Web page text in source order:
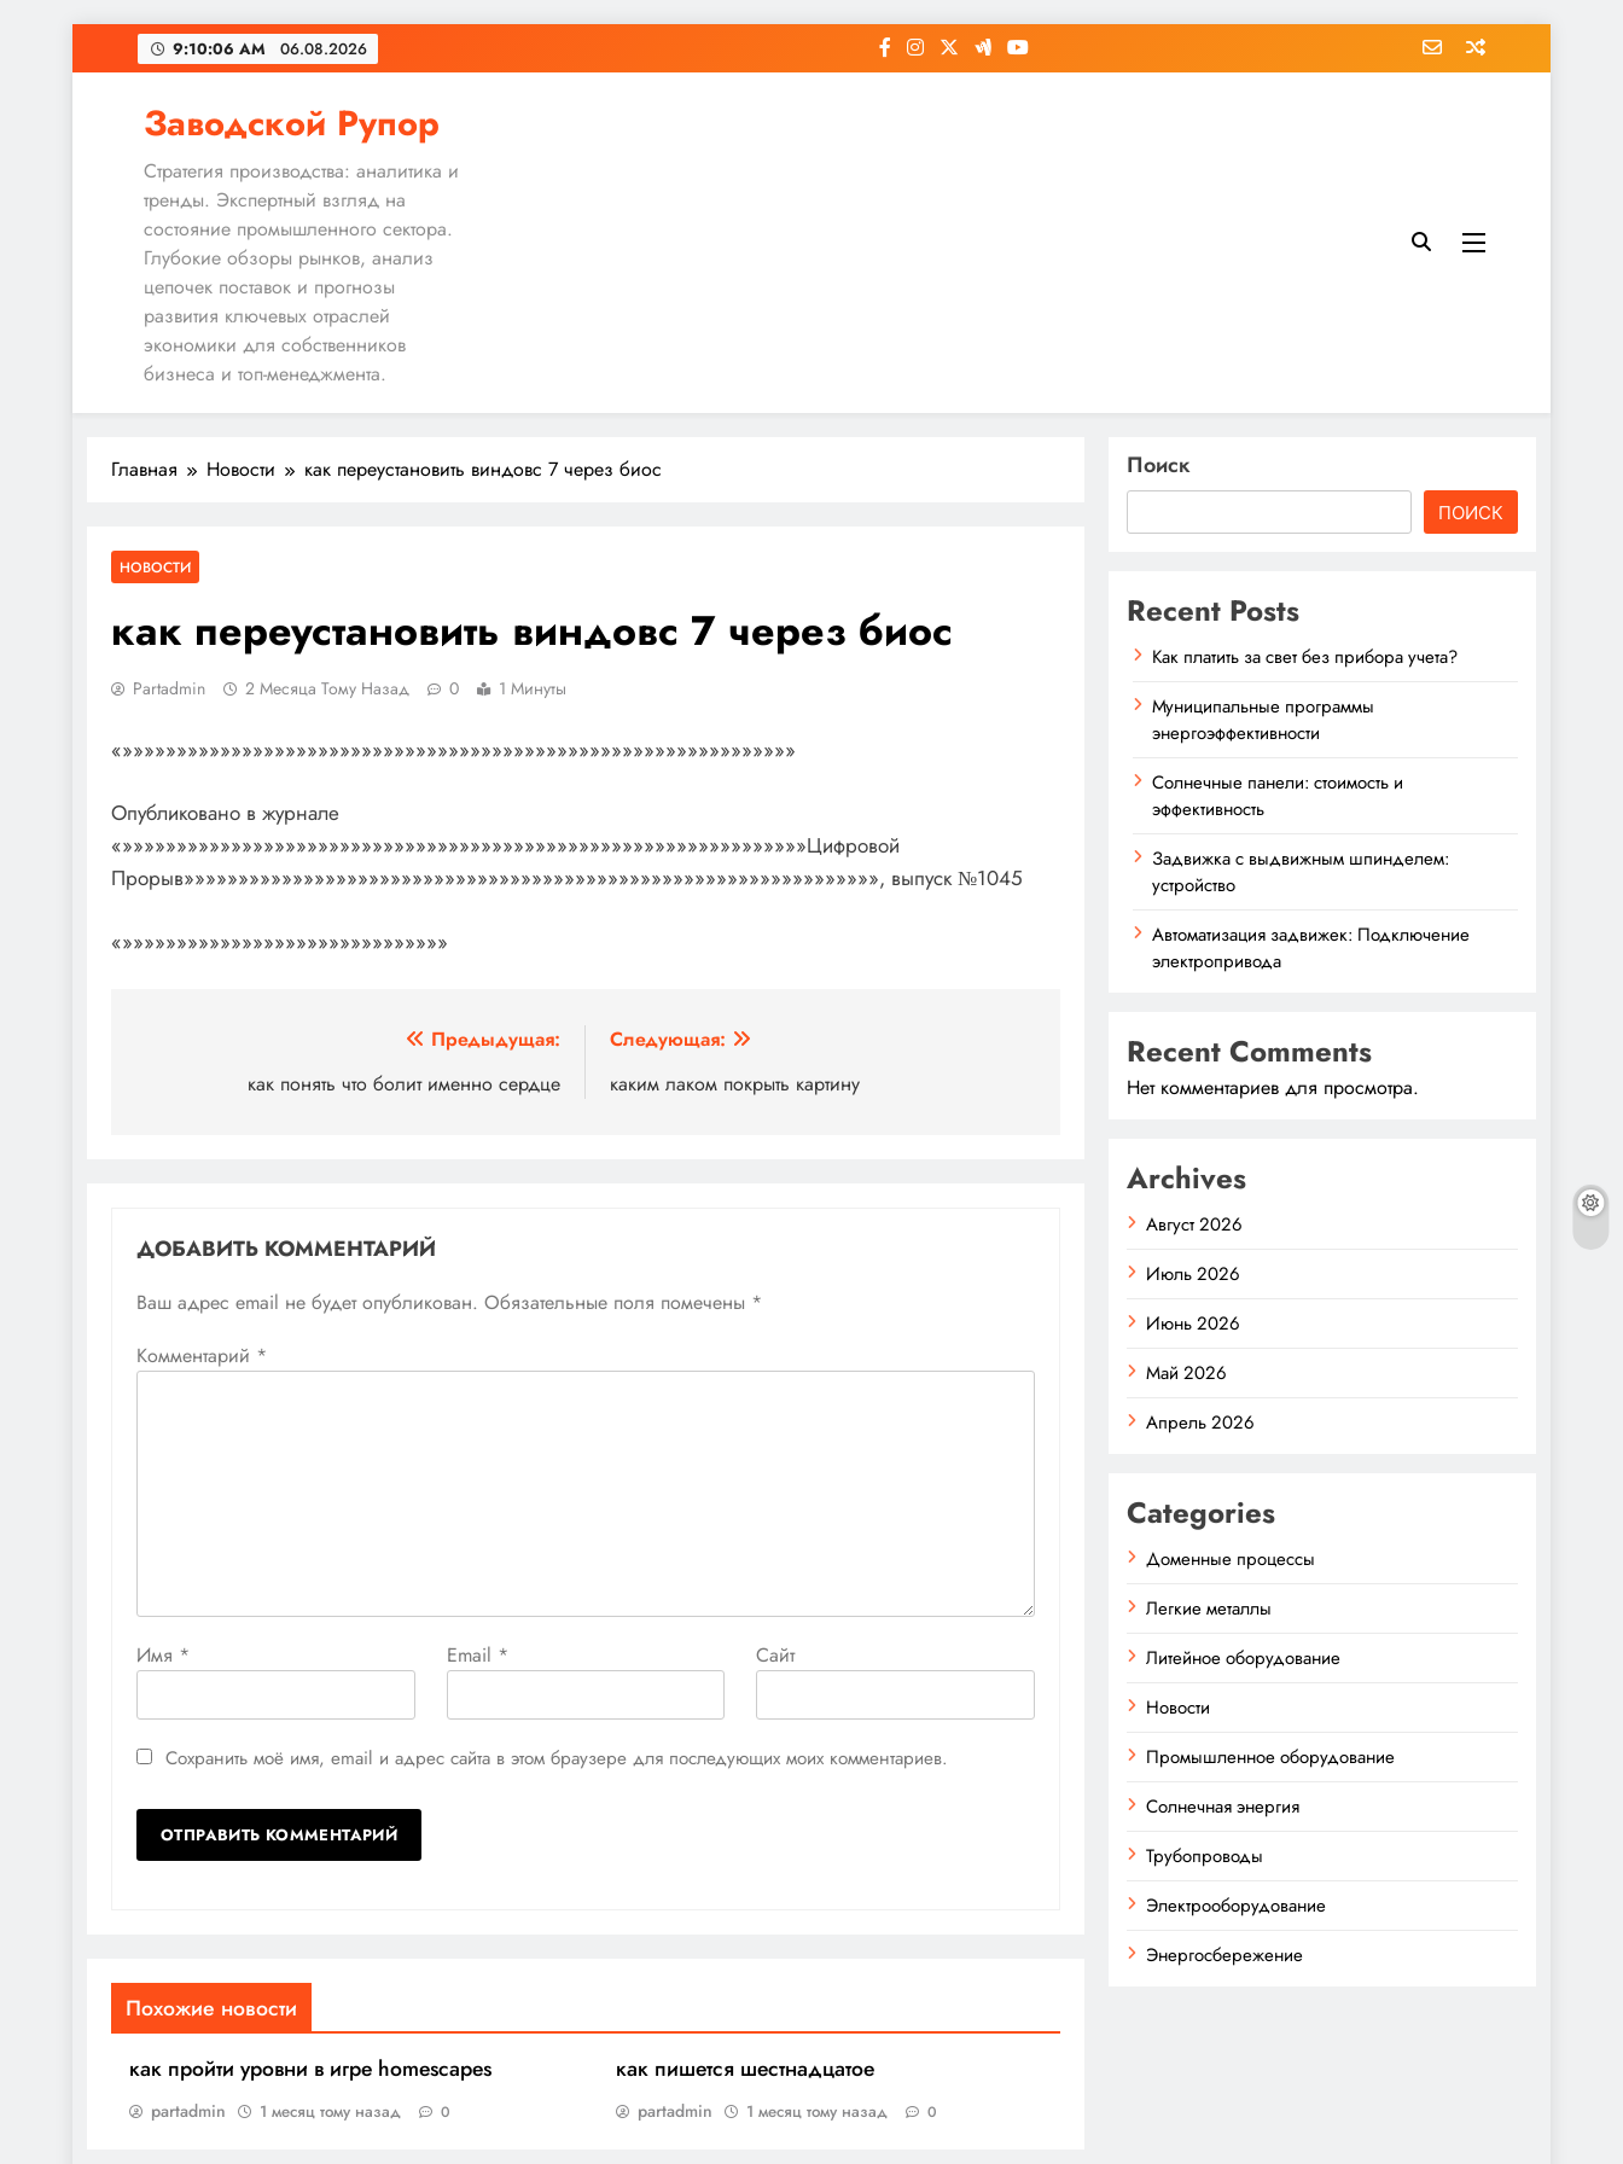
Перейти
к
9:10:06 AM 06.08.2026
Заводской Рупор
Стратегия производства: аналитика и
тренды. Экспертный взгляд на
состояние промышленного сектора.
Глубокие обзоры рынков, анализ
цепочек поставок и прогнозы
развития ключевых отраслей
экономики для собственников
бизнеса и топ-менеджмента.
Главная Новости как переустановить виндовс 7 через биос
НОВОСТИ
как переустановить виндовс 7 через биос
Partadmin 2 Месяца Тому Назад 0 1 Минуты
«»»»»»»»»»»»»»»»»»»»»»»»»»»»»»»»»»»»»»»»»»»»»»»»»»»»»»»»»»»»»»»
Опубликовано в журнале
«»»»»»»»»»»»»»»»»»»»»»»»»»»»»»»»»»»»»»»»»»»»»»»»»»»»»»»»»»»»»»»»Цифровой
Прорыв»»»»»»»»»»»»»»»»»»»»»»»»»»»»»»»»»»»»»»»»»»»»»»»»»»»»»»»»»»»»»»»», выпуск №1045
«»»»»»»»»»»»»»»»»»»»»»»»»»»»»»»
Предыдущая:
как понять что болит именно сердце
Следующая:
каким лаком покрыть картину
ДОБАВИТЬ КОММЕНТАРИЙ
Ваш адрес email не будет опубликован. Обязательные поля помечены *
Комментарий *
Имя * Email * Сайт
Сохранить моё имя, email и адрес сайта в этом браузере для последующих моих комментариев.
Похожие новости
как пройти уровни в игре homescapes
partadmin 1 месяц тому назад 0
как пишется шестнадцатое
partadmin 1 месяц тому назад 0
Поиск
ПОИСК
Recent Posts
Как платить за свет без прибора учета?
Муниципальные программы
энергоэффективности
Солнечные панели: стоимость и
эффективность
Задвижка с выдвижным шпинделем:
устройство
Автоматизация задвижек: Подключение
электропривода
Recent Comments
Нет комментариев для просмотра.
Archives
Август 2026
Июль 2026
Июнь 2026
Май 2026
Апрель 2026
Categories
Доменные процессы
Легкие металлы
Литейное оборудование
Новости
Промышленное оборудование
Солнечная энергия
Трубопроводы
Электрооборудование
Энергосбережение